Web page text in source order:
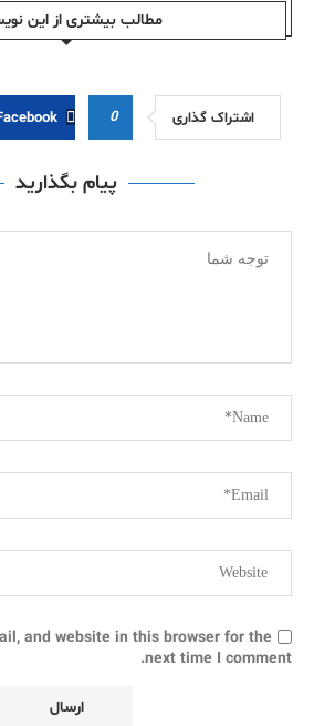
مطالب بیشتری از این
اشتراک گذاری 0
پیام بگذارید
and website in this browser for the
next time I comment.